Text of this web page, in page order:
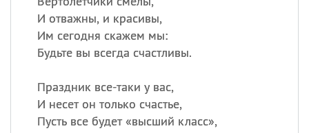
И отважны, и красивы,
Им сегодня скажем мы:
Будьте вы всегда счастливы.
Праздник все-таки у вас,
И несет он только счастье,
Пусть все будет «высший класс»,